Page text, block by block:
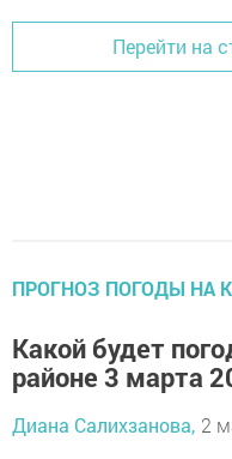
Перейти на
ПРОГНОЗ ПОГОДЫ НА
Какой будет
районе 3 марта
Диана Салихзанова, 2